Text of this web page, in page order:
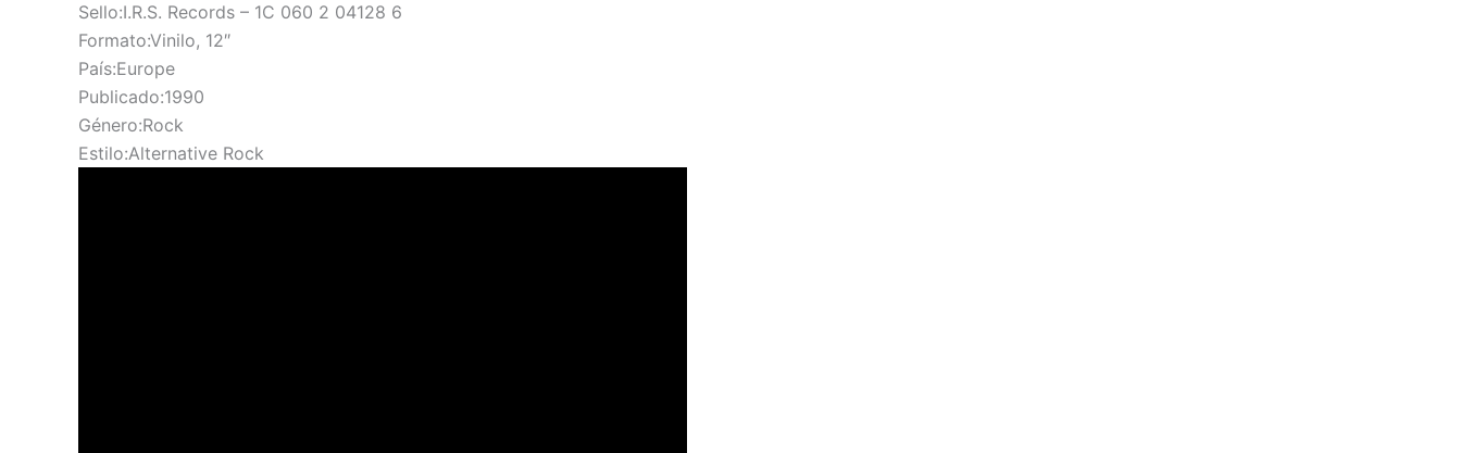
Sello:I.R.S. Records – 1C 060 2 04128 6
Formato:Vinilo, 12″
País:Europe
Publicado:1990
Género:Rock
Estilo:Alternative Rock